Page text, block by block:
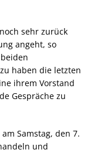
sehr zurück
angeht, so
haben die letzten
ihrem Vorstand
Gespräche zu
Samstag, den 7.
und